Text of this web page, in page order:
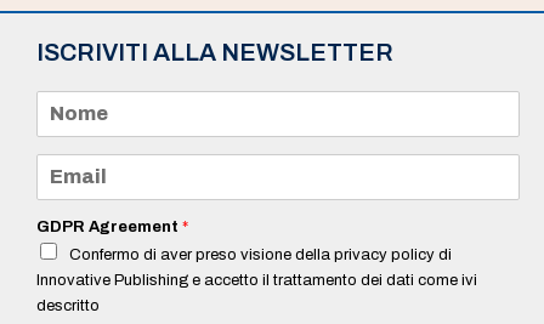
ISCRIVITI ALLA NEWSLETTER
m
e
a
i
*
GDPR Agreement *
Confermo di aver preso visione della privacy policy di
Innovative Publishing e accetto il trattamento dei dati come ivi
descritto